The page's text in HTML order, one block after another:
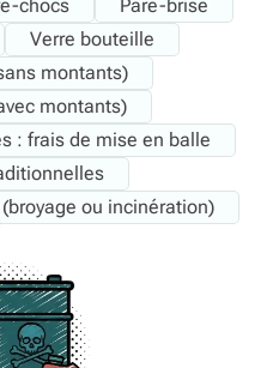
chocs
Pare-brise
Verre bouteille
montants)
montants)
: frais de mise en balle
ou incinération)